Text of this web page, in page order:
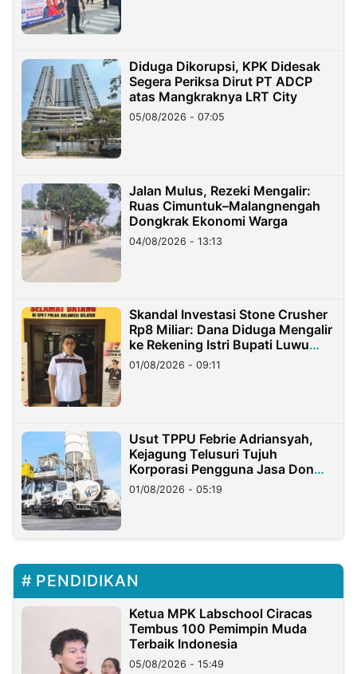
Diduga Dikorupsi, KPK Didesak
Segera Periksa Dirut PT ADCP
atas Mangkraknya LRT City
05/08/2026 - 07:05
Jalan Mulus, Rezeki Mengalir:
Ruas Cimuntuk–Malangnengah
Dongkrak Ekonomi Warga
04/08/2026 - 13:13
Skandal Investasi Stone Crusher
Rp8 Miliar: Dana Diduga Mengalir
ke Rekening Istri Bupati Luwu
Timur
01/08/2026 - 09:11
Usut TPPU Febrie Adriansyah,
Kejagung Telusuri Tujuh
Korporasi Pengguna Jasa Don
Ritto
01/08/2026 - 05:19
PENDIDIKAN
Ketua MPK Labschool Ciracas
Tembus 100 Pemimpin Muda
Terbaik Indonesia
05/08/2026 - 15:49